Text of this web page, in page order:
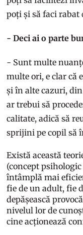
poți și să faci rabat
- Deci ai o parte
- Sunt multe
multe ori, e clar că
și în alte cazuri,
ar trebui să
calitate, adică să
sprijini pe copil să
Există această
(concept psihologic
întâmplă mai
fie de un adult, fie
depășească
nivelul lor de
cine acționează